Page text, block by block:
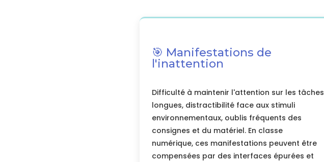
🎯 Manifestations de
l'inattention
Difficulté à maintenir l'attention sur les tâches
longues, distractibilité face aux stimuli
environnementaux, oublis fréquents des
consignes et du matériel. En classe
numérique, ces manifestations peuvent être
compensées par des interfaces épurées et